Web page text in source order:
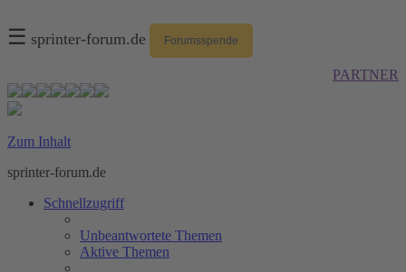
☰ sprinter-forum.de Forumsspende
PARTNER
Zum Inhalt
sprinter-forum.de
Schnellzugriff
Unbeantwortete Themen
Aktive Themen